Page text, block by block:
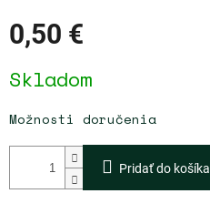
0,50 €
cena:
Skladom
Možnosti doručenia
Pridať do košíka